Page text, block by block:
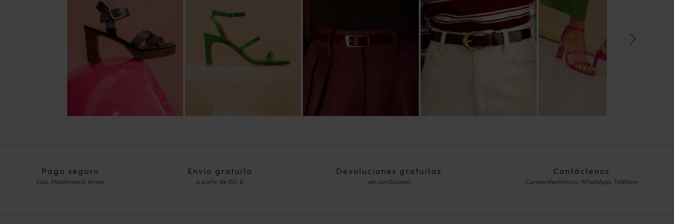
Envio gratuito
a partir de 150 €
Devoluciones gratuitas
ver condiciones
Pago seguro
Visa, Mastercard, Amex
Contáctenos
Correo electrónico, WhatsApp, Teléfono